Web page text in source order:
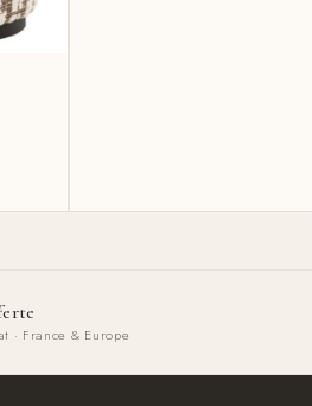
· France & Europe